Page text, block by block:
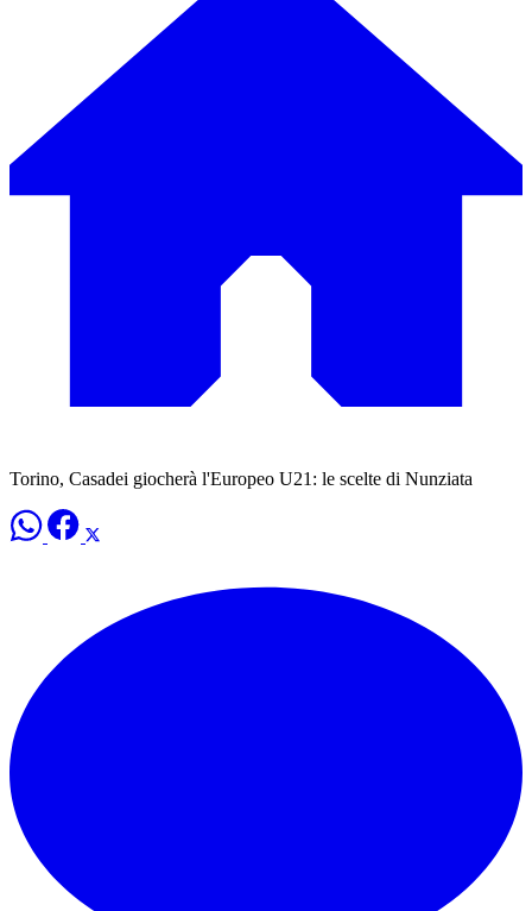
Torino, Casadei giocherà l'Europeo U21: le scelte di Nunziata